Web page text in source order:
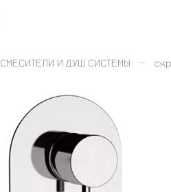
СМЕСИТЕЛИ И ДУШ СИСТЕМЫ –